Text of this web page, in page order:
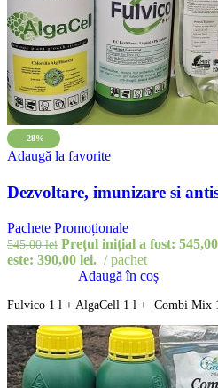
-28%
Adaugă la favorite
Dezvoltare, imunizare si
Pachete Promoționale
545,00lei Prețul inițial a fost:
este: 390,00 lei.
pachet
Adaugă în coș
Fulvico 1 l + AlgaCell 1 l + Combi Mix